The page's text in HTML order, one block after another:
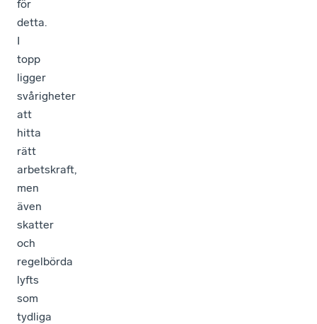
för
detta.
I
topp
ligger
svårigheter
att
hitta
rätt
arbetskraft,
men
även
skatter
och
regelbörda
lyfts
som
tydliga